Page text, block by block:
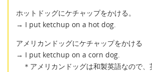
ホットドッグにケチャップをかける。
→ I put ketchup on a hot dog.
アメリカンドッグにケチャップをかける
→ I put ketchup on a corn dog.
＊アメリカンドッグは和製英語なので、